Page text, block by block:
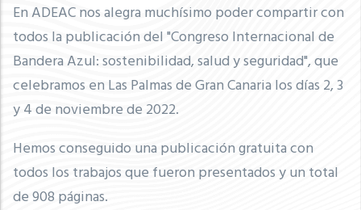
En ADEAC nos alegra muchísimo poder compartir con
todos la publicación del "Congreso Internacional de
Bandera Azul: sostenibilidad, salud y seguridad", que
celebramos en Las Palmas de Gran Canaria los días 2, 3
y 4 de noviembre de 2022.
Hemos conseguido una publicación gratuita con
todos los trabajos que fueron presentados y un total
de 908 páginas.